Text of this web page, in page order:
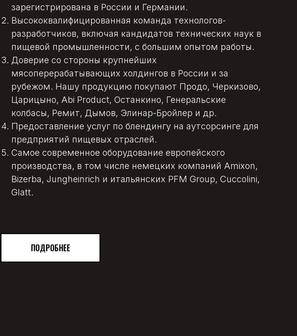
зарегистрирована в России и Германии.
Высококвалифицированная команда технологов-
разработчиков, включая кандидатов технических наук в
пищевой промышленности, с большим опытом работы.
Доверие со стороны крупнейших
мясоперерабатывающих холдингов в России и за
рубежом. Нашу продукцию покупают Продо, Черкизово,
Царицыно, Abi Product, Останкино, Генеральские
колбасы, Ремит, Дымов, Элинар-Бройлер и др.
Предоставление услуг по блендингу на аутсорсинге для
предприятий пищевых отраслей.
Самое современное оборудование европейского
производства, в том числе немецких компаний Amixon,
Bizerba, Jungheinrich и итальянских PFM Group, Сuccolini,
Glatt.
ПОДРОБНЕЕ